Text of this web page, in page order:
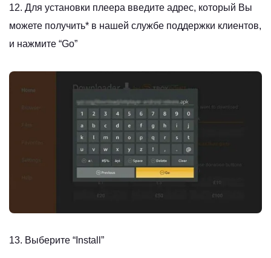
12. Для установки плеера введите адрес, который Вы
можете получить* в нашей службе поддержки клиентов,
и нажмите “Go”
13. Выберите “Install”